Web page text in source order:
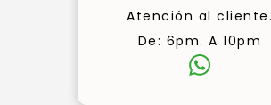
Atención al cliente.
De: 6pm. A 10pm